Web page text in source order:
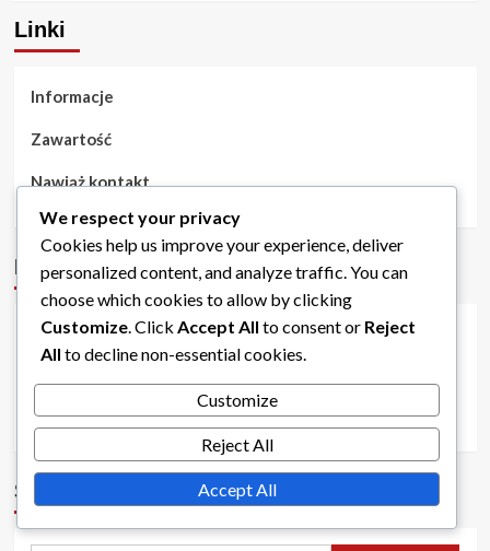
Linki
Informacje
Zawartość
Nawiąż kontakt
Kategorie
Kody bonusowe do World of Tanks Blitz
Nagrody za Misje Wydarzeń w World of Tanks Blitz
Szukaj
We respect your privacy
Cookies help us improve your experience, deliver
personalized content, and analyze traffic. You can
choose which cookies to allow by clicking
Customize . Click Accept All to consent or Reject
All to decline non-essential cookies.
Customize
Reject All
Accept All